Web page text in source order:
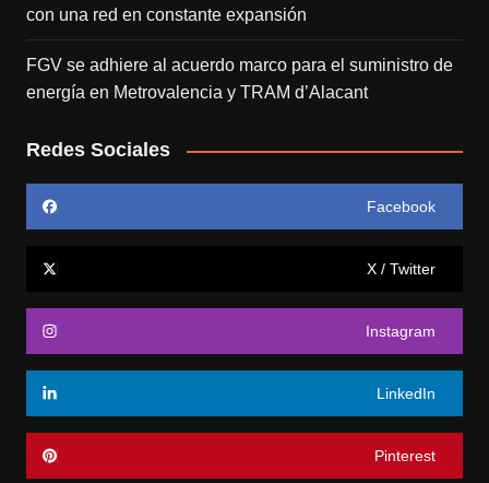
con una red en constante expansión
FGV se adhiere al acuerdo marco para el suministro de
energía en Metrovalencia y TRAM d’Alacant
Redes Sociales
Facebook
X / Twitter
Instagram
LinkedIn
Pinterest